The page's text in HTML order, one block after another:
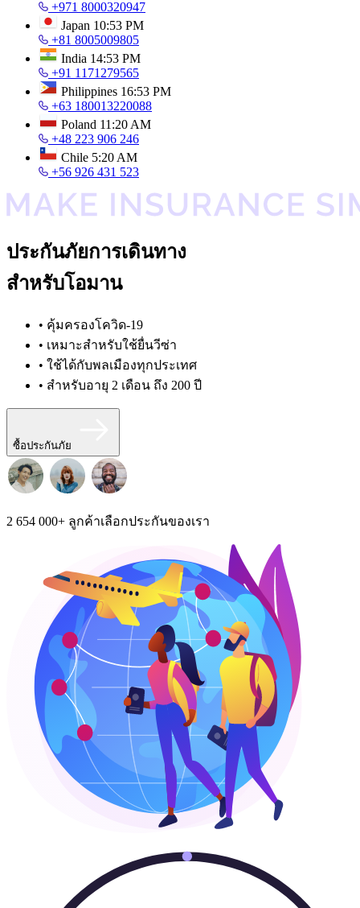
+971 8000320947
Japan 10:53 PM
+81 8005009805
India 14:53 PM
+91 1171279565
Philippines 16:53 PM
+63 180013220088
Poland 11:20 AM
+48 223 906 246
Chile 5:20 AM
+56 926 431 523
ประกันภัยการเดินทาง
สำหรับโอมาน
• คุ้มครองโควิด-19
• เหมาะสำหรับใช้ยื่นวีซ่า
• ใช้ได้กับพลเมืองทุกประเทศ
• สำหรับอายุ 2 เดือน ถึง 200 ปี
ซื้อประกันภัย
2 654 000+ ลูกค้าเลือกประกันของเรา